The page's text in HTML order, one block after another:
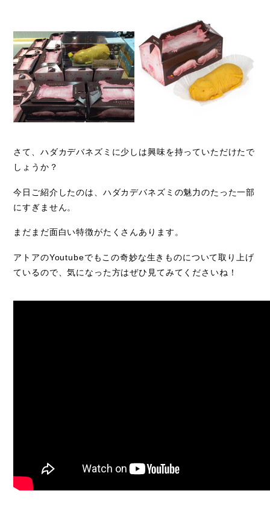
さて、ハダカデバネズミに少しは興味を持っていただけたで
しょうか？
今日ご紹介したのは、ハダカデバネズミの魅力のたった一部
にすぎません。
まだまだ面白い特徴がたくさんあります。
アトアのYoutubeでもこの奇妙な生きものについて取り上げ
ているので、気になった方はぜひ見てみてくださいね！